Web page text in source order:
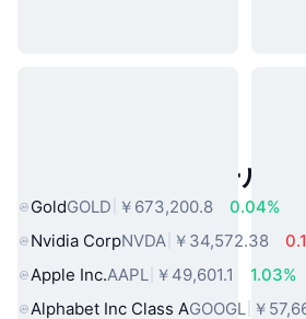
人気のリアルワールド
GoldGOLD ￥673,200.8
0.04%
Nvidia CorpNVDA ￥34,572.38
Apple Inc.AAPL ￥49,601.1
1.03%
Alphabet Inc Class AGOOGL ￥